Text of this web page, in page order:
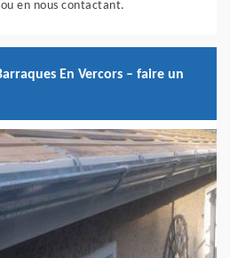
en nous contactant.
En Vercors – faire un